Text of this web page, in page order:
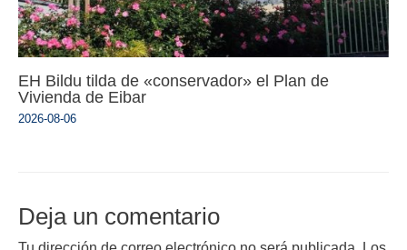
EH Bildu tilda de «conservador» el Plan de
Vivienda de Eibar
2026-08-06
Deja un comentario